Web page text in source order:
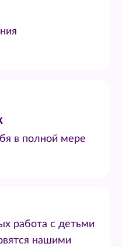
в полной мере
работа с детьми
нашими